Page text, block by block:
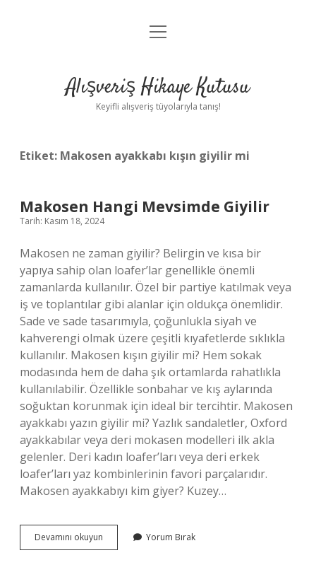
Anasayfa
Yasal Uyarı
menüyü
Alışveriş Hikaye Kutusu
Keyifli alışveriş tüyolarıyla tanış!
Etiket: Makosen ayakkabı kışın giyilir mi
Makosen Hangi Mevsimde Giyilir
Tarih: Kasım 18, 2024
Makosen ne zaman giyilir? Belirgin ve kısa bir
yapıya sahip olan loafer’lar genellikle önemli
zamanlarda kullanılır. Özel bir partiye katılmak veya
iş ve toplantılar gibi alanlar için oldukça önemlidir.
Sade ve sade tasarımıyla, çoğunlukla siyah ve
kahverengi olmak üzere çeşitli kıyafetlerde sıklıkla
kullanılır. Makosen kışın giyilir mi? Hem sokak
modasında hem de daha şık ortamlarda rahatlıkla
kullanılabilir. Özellikle sonbahar ve kış aylarında
soğuktan korunmak için ideal bir tercihtir. Makosen
ayakkabı yazın giyilir mi? Yazlık sandaletler, Oxford
ayakkabılar veya deri mokasen modelleri ilk akla
gelenler. Deri kadın loafer’ları veya deri erkek
loafer’ları yaz kombinlerinin favori parçalarıdır.
Makosen ayakkabıyı kim giyer? Kuzey…
Devamını okuyun Makosen
Hangi
Yorum Bırak